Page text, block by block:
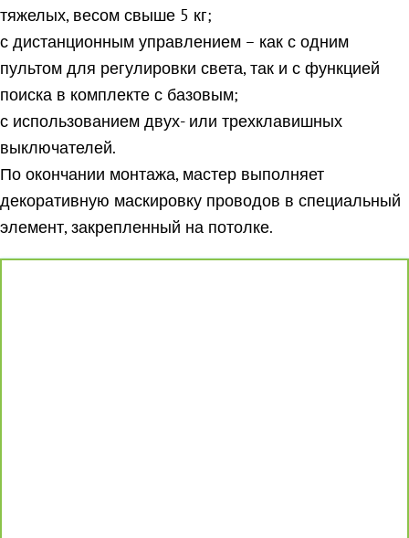
тяжелых, весом свыше 5 кг;
с дистанционным управлением – как с одним
пультом для регулировки света, так и с функцией
поиска в комплекте с базовым;
с использованием двух- или трехклавишных
выключателей.
По окончании монтажа, мастер выполняет
декоративную маскировку проводов в специальный
элемент, закрепленный на потолке.